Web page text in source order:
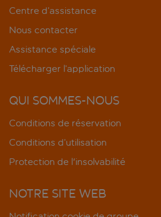
Centre d’assistance
Nous contacter
Assistance spéciale
Télécharger l’application
QUI SOMMES-NOUS
Conditions de réservation
Conditions d’utilisation
Protection de l'insolvabilité
NOTRE SITE WEB